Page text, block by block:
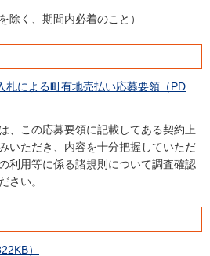
除く、期間内必着のこと）
札による町有地売払い応募要領（PD
、この応募要領に記載してある契約上
いただき、内容を十分把握していただ
利用等に係る諸規則について調査確認
さい。
）